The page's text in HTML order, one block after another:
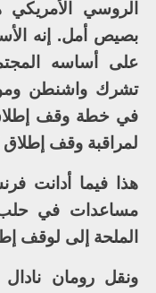
الروسي
بصيص أمل. إنه
على أساسه
تشرك واشنطن
في خطة وقف إطلاق
لمراقبة وقف إطلاق
هذا فيما أدانت
مساعدات في
الملحة إلى لوقف
ونقل رومان